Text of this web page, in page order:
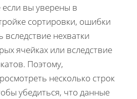
вы уверены в
сортировки, ошибки
вследствие нехватки
ячейках или вследствие
Поэтому,
несколько строк
убедиться, что данные